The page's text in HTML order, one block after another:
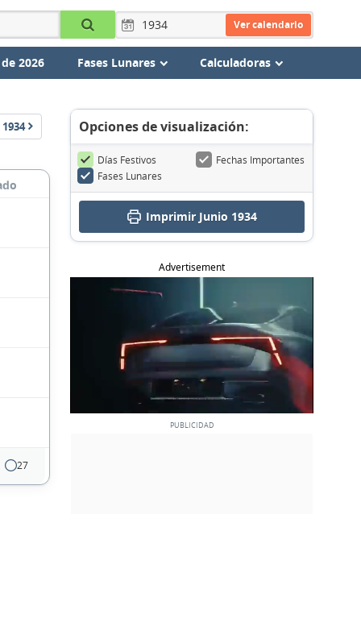
Ver calendario
2026 Fases Lunares Calculadoras
1934
27
Opciones de visualización:
Días Festivos
Fechas Importantes
Fases Lunares
Imprimir Junio 1934
Advertisement